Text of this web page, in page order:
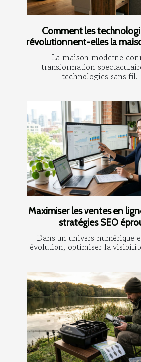
Comment les
révolutionnent-elles la
La maison moderne
transformation
technologies sans fil.
Maximiser les ventes en
stratégies SEO
Dans un univers numérique
évolution, optimiser la